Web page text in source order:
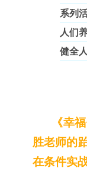
系列
人们
健全
《幸
胜老师的
在条件实